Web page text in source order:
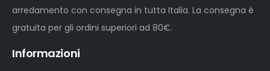
arredamento con consegna in tutta Italia. La consegna è
gratuita per gli ordini superiori ad 80€.
Informazioni